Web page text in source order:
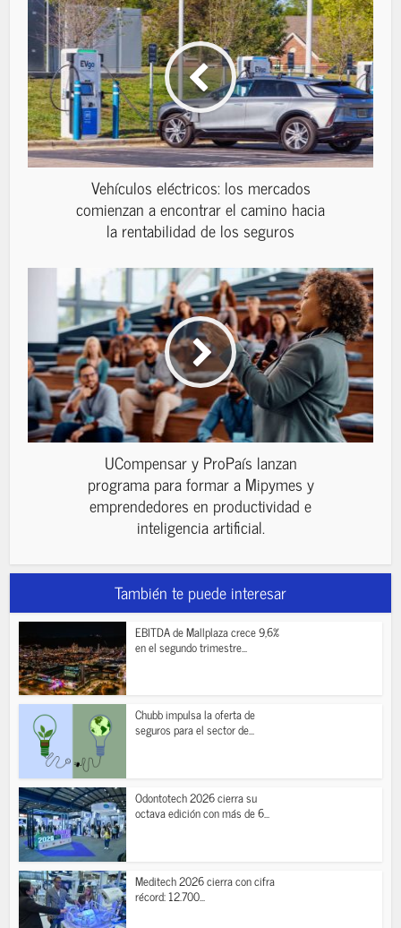
Vehículos eléctricos: los mercados
comienzan a encontrar el camino hacia
la rentabilidad de los seguros
UCompensar y ProPaís lanzan
programa para formar a Mipymes y
emprendedores en productividad e
inteligencia artificial.
También te puede interesar
EBITDA de Mallplaza crece 9,6%
en el segundo trimestre...
Chubb impulsa la oferta de
seguros para el sector de...
Odontotech 2026 cierra su
octava edición con más de 6...
Meditech 2026 cierra con cifra
récord: 12.700...